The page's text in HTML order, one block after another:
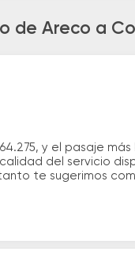
de Areco a
y el pasaje
del servicio
te sugerimos